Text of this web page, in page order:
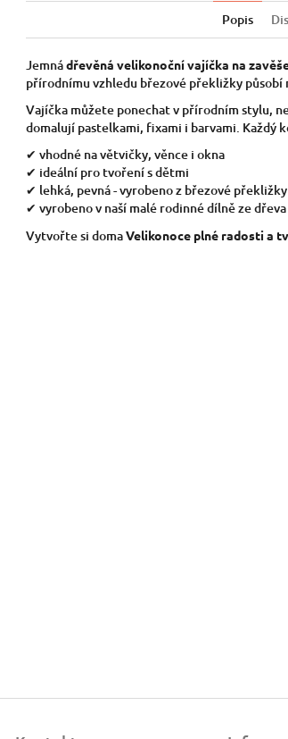
Popis
Jemnádřevěná velikonoční vajíčka na
přírodnímu vzhledu březové překližky působí
Vajíčka můžete ponechat v přírodním stylu,
domalují pastelkami, fixami i barvami. Každý
✔ vhodné na větvičky, věnce i okna
✔ ideální pro tvoření s dětmi
✔ lehká, pevná - vyrobeno z březové
✔ vyrobeno v naší malé rodinné dílně ze dřeva
Vytvořte si domaVelikonoce plné radosti a